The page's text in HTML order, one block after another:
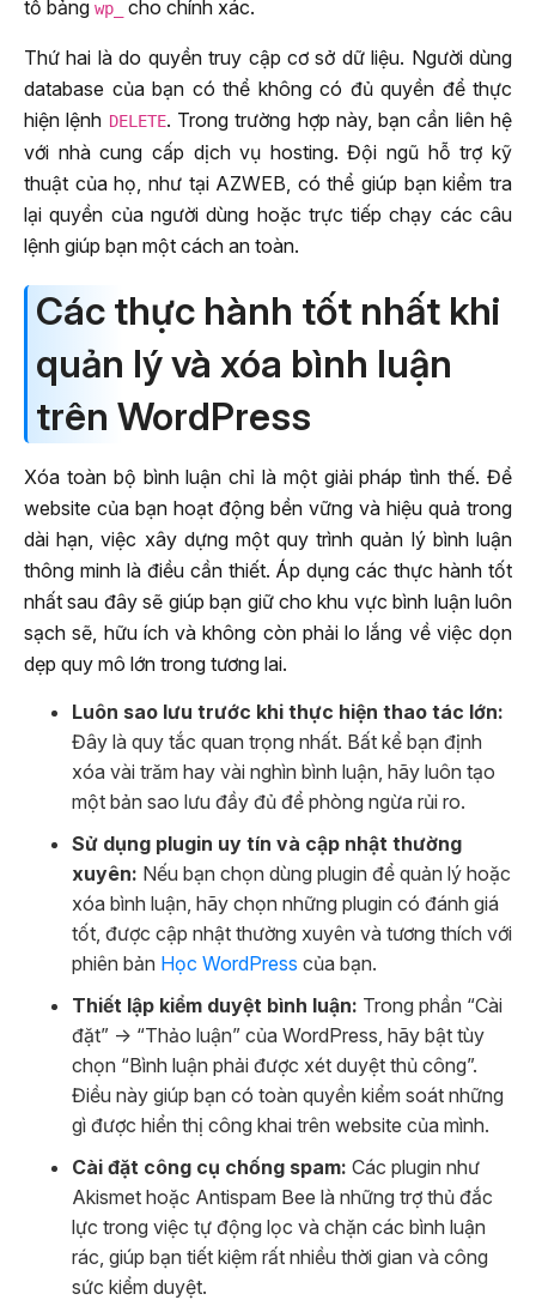
tố bảng wp_ cho chính xác.
Thứ hai là do quyền truy cập cơ sở dữ liệu. Người dùng
database của bạn có thể không có đủ quyền để thực
hiện lệnh DELETE. Trong trường hợp này, bạn cần liên hệ
với nhà cung cấp dịch vụ hosting. Đội ngũ hỗ trợ kỹ
thuật của họ, như tại AZWEB, có thể giúp bạn kiểm tra
lại quyền của người dùng hoặc trực tiếp chạy các câu
lệnh giúp bạn một cách an toàn.
Các thực hành tốt nhất khi
quản lý và xóa bình luận
trên WordPress
Xóa toàn bộ bình luận chỉ là một giải pháp tình thế. Để
website của bạn hoạt động bền vững và hiệu quả trong
dài hạn, việc xây dựng một quy trình quản lý bình luận
thông minh là điều cần thiết. Áp dụng các thực hành tốt
nhất sau đây sẽ giúp bạn giữ cho khu vực bình luận luôn
sạch sẽ, hữu ích và không còn phải lo lắng về việc dọn
dẹp quy mô lớn trong tương lai.
Luôn sao lưu trước khi thực hiện thao tác lớn:
Đây là quy tắc quan trọng nhất. Bất kể bạn định
xóa vài trăm hay vài nghìn bình luận, hãy luôn tạo
một bản sao lưu đầy đủ để phòng ngừa rủi ro.
Sử dụng plugin uy tín và cập nhật thường
xuyên: Nếu bạn chọn dùng plugin để quản lý hoặc
xóa bình luận, hãy chọn những plugin có đánh giá
tốt, được cập nhật thường xuyên và tương thích với
phiên bản Học WordPress của bạn.
Thiết lập kiểm duyệt bình luận: Trong phần “Cài
đặt” -> “Thảo luận” của WordPress, hãy bật tùy
chọn “Bình luận phải được xét duyệt thủ công”.
Điều này giúp bạn có toàn quyền kiểm soát những
gì được hiển thị công khai trên website của mình.
Cài đặt công cụ chống spam: Các plugin như
Akismet hoặc Antispam Bee là những trợ thủ đắc
lực trong việc tự động lọc và chặn các bình luận
rác, giúp bạn tiết kiệm rất nhiều thời gian và công
sức kiểm duyệt.